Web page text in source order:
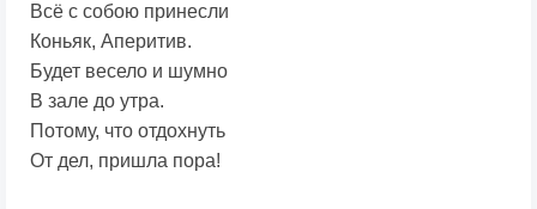
Всё с собою принесли
Коньяк, Аперитив.
Будет весело и шумно
В зале до утра.
Потому, что отдохнуть
От дел, пришла пора!